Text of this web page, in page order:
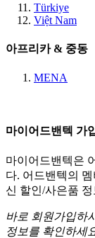
Türkiye
Việt Nam
아프리카 & 중동
MENA
마이어드밴텍 가
마이어드밴텍은
다. 어드밴텍의
신 할인/사은품
바로 회원가입하
정보를 확인하세